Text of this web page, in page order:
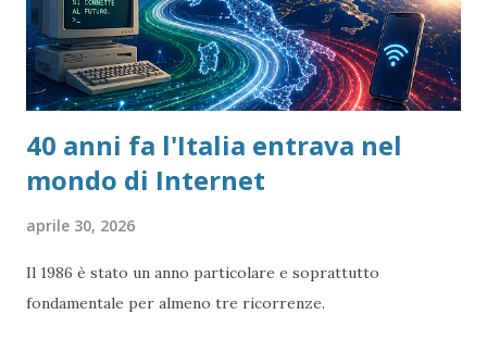
40 anni fa l'Italia entrava nel
mondo di Internet
aprile 30, 2026
Il 1986 è stato un anno particolare e soprattutto
fondamentale per almeno tre ricorrenze.